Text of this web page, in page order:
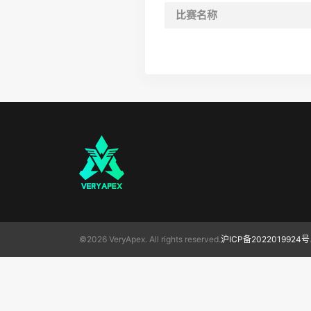
比赛名称
©2026 VeryApex. All rights reserved.沪ICP备2022019924号.